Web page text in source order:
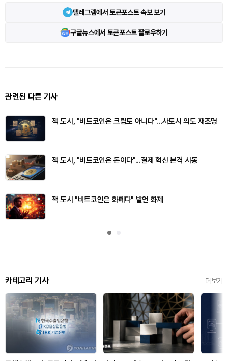
텔레그램에서 토큰포스트 속보 보기
구글뉴스에서 토큰포스트 팔로우하기
관련된 다른 기사
잭 도시, "비트코인은 크립토 아니다"…사토시 의도 재조명
잭 도시, "비트코인은 돈이다"...결제 혁신 본격 시동
잭 도시 "비트코인은 화폐다" 발언 화제
카테고리 기사 더보기